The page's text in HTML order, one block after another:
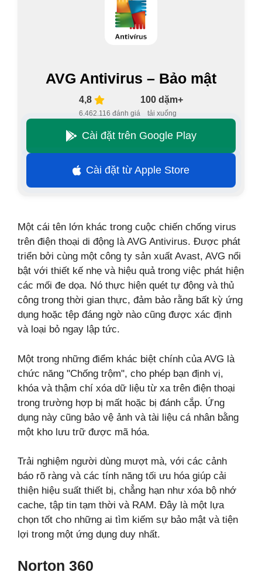
AVG Antivirus – Bảo mật
4,8
6.462.116 đánh giá
100 dặm+
tải xuống
Cài đặt trên Google Play
Cài đặt từ Apple Store
Một cái tên lớn khác trong cuộc chiến chống virus
trên điện thoại di động là AVG Antivirus. Được phát
triển bởi cùng một công ty sản xuất Avast, AVG nổi
bật với thiết kế nhẹ và hiệu quả trong việc phát hiện
các mối đe dọa. Nó thực hiện quét tự động và thủ
công trong thời gian thực, đảm bảo rằng bất kỳ ứng
dụng hoặc tệp đáng ngờ nào cũng được xác định
và loại bỏ ngay lập tức.
Một trong những điểm khác biệt chính của AVG là
chức năng "Chống trộm", cho phép bạn định vị,
khóa và thậm chí xóa dữ liệu từ xa trên điện thoại
trong trường hợp bị mất hoặc bị đánh cắp. Ứng
dụng này cũng bảo vệ ảnh và tài liệu cá nhân bằng
một kho lưu trữ được mã hóa.
Trải nghiệm người dùng mượt mà, với các cảnh
báo rõ ràng và các tính năng tối ưu hóa giúp cải
thiện hiệu suất thiết bị, chẳng hạn như xóa bộ nhớ
cache, tập tin tạm thời và RAM. Đây là một lựa
chọn tốt cho những ai tìm kiếm sự bảo mật và tiện
lợi trong một ứng dụng duy nhất.
Norton 360